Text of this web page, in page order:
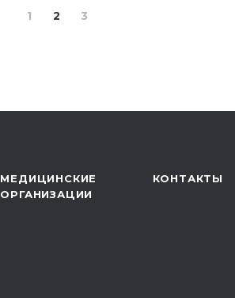
1 2 3
МЕДИЦИНСКИЕ
ОРГАНИЗАЦИИ
КОНТАКТЫ